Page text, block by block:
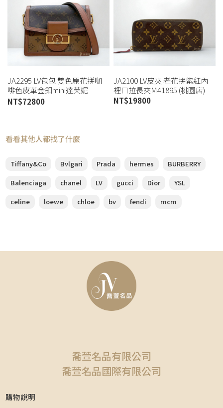
JA2295 LV包包 雙色原花拼咖
啡色皮革金釦mini達芙妮
M44580 (桃園店)
NT$72800
JA2100 LV皮夾 老花拚紫紅內
裡ㄇ拉長夾M41895 (桃園店)
NT$19800
看看其他人都找了什麼
Tiffany&Co Bvlgari Prada hermes
BURBERRY
Balenciaga
chanel LV gucci Dior
YSL
celine
loewe chloe bv fendi mcm
喬萱名品有限公司
喬萱名品國際有限公司
購物說明